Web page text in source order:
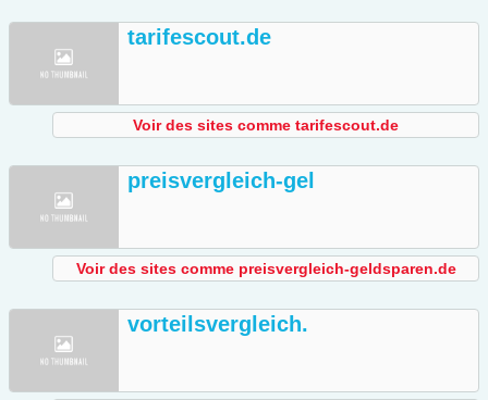
tarifescout.de
Voir des sites comme tarifescout.de
preisvergleich-gel
Voir des sites comme preisvergleich-geldsparen.de
vorteilsvergleich.